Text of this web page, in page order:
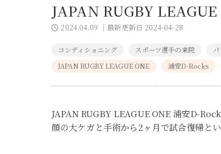
JAPAN RUGBY
2024.04.09 ｜最新更新日 2024-04-28
コンディショニング スポーツ選手の来院
JAPAN RUGBY LEAGUE ONE
浦安D-Rocks
JAPAN RUGBY LEAGUE ONE 浦安D-
顔の大ケガと手術から2ヶ月で試合復帰と